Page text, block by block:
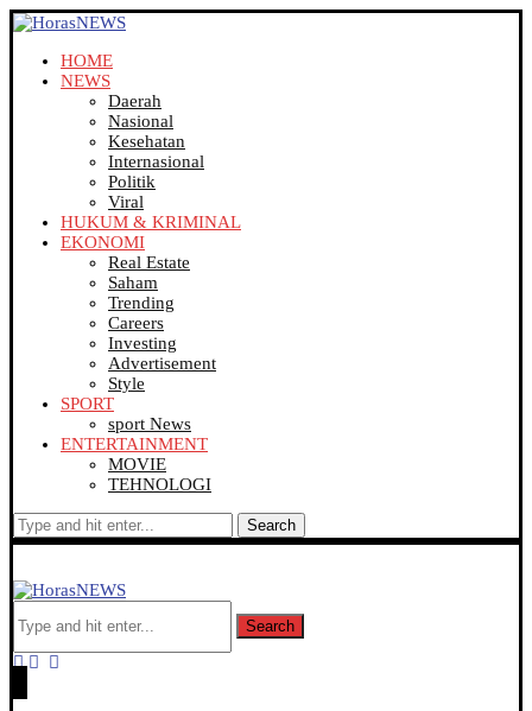
HOME
NEWS
Daerah
Nasional
Kesehatan
Internasional
Politik
Viral
HUKUM & KRIMINAL
EKONOMI
Real Estate
Saham
Trending
Careers
Investing
Advertisement
Style
SPORT
sport News
ENTERTAINMENT
MOVIE
TEHNOLOGI
Search
Search